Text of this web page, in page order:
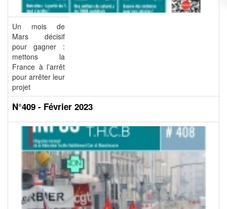
Un mois de
Mars décisif
pour gagner :
mettons la
France à l’arrêt
pour arrêter leur
projet
N°409 - Février 2023